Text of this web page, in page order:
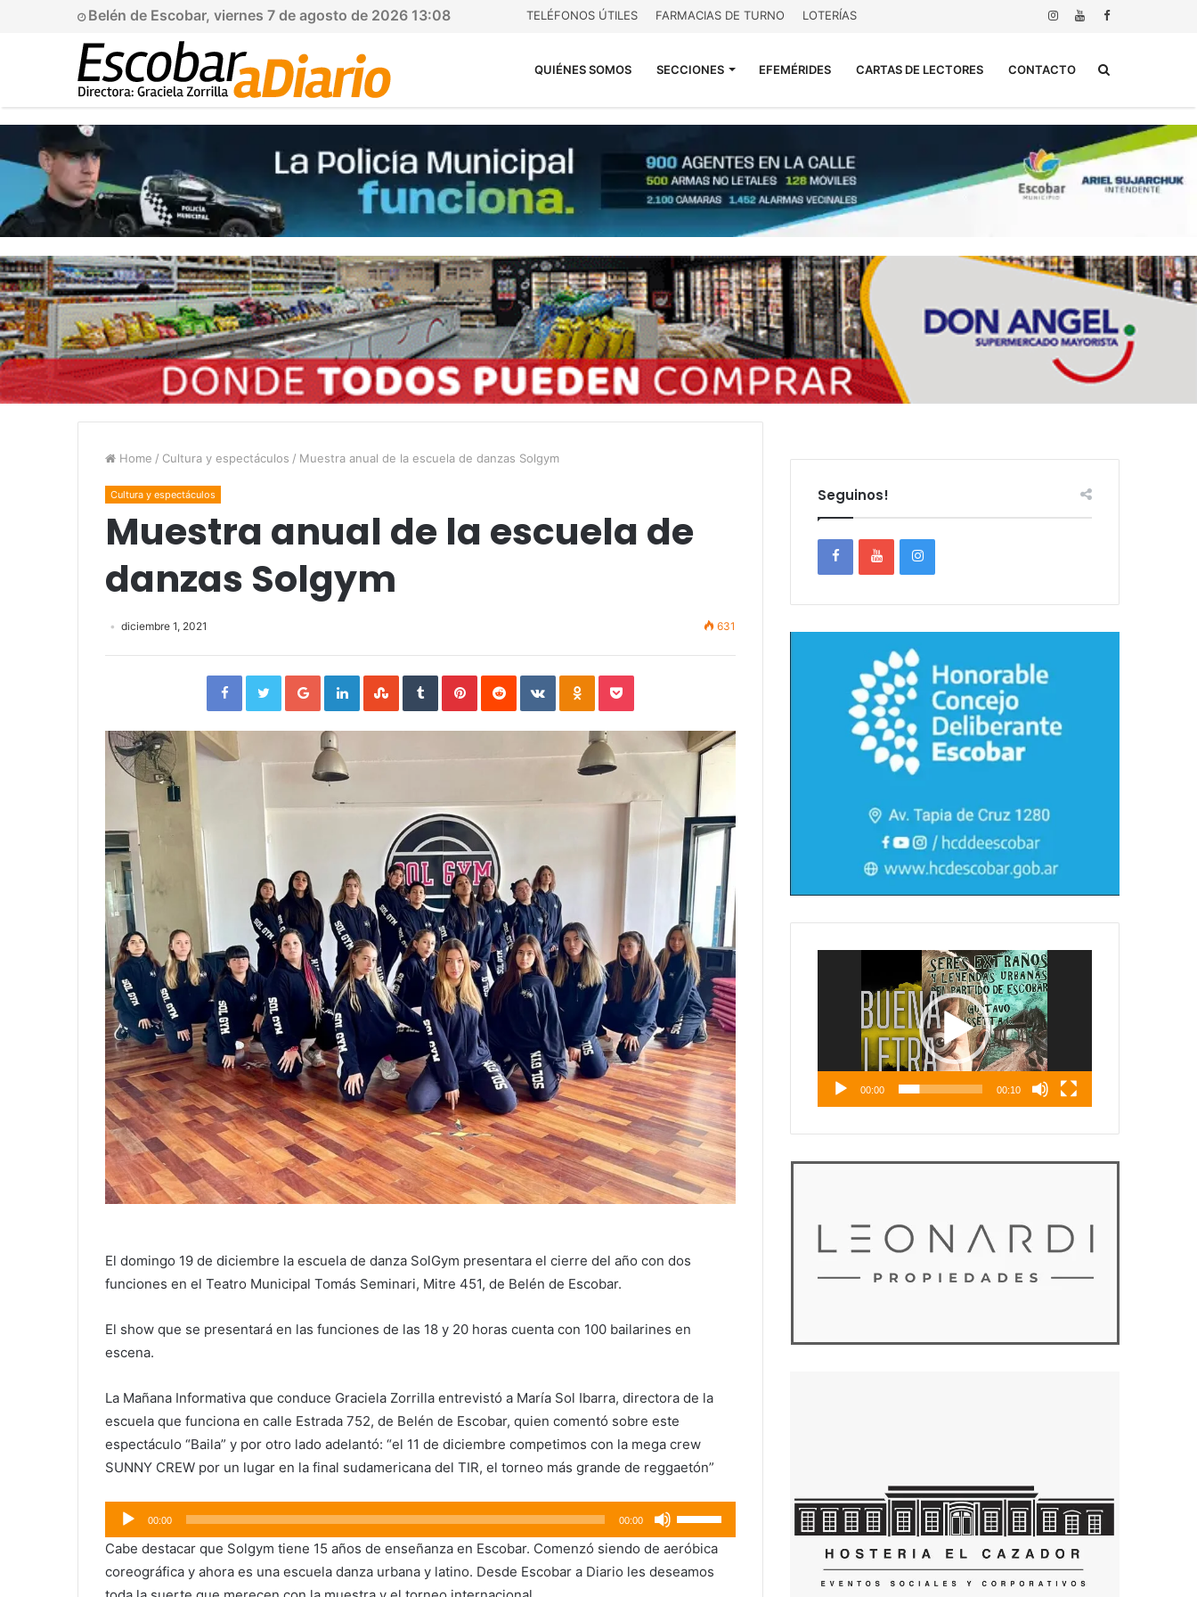
Belén de Escobar, viernes 7 de agosto de 2026 13:08 TELÉFONOS ÚTILES FARMACIAS DE TURNO LOTERÍAS
QUIÉNES SOMOS SECCIONES EFEMÉRIDES CARTAS DE LECTORES CONTACTO
Home / Cultura y espectáculos / Muestra anual de la escuela de danzas Solgym
Cultura y espectáculos
Muestra anual de la escuela de
danzas Solgym
diciembre 1, 2021 631
FacebookTwitterGoogle+LinkedInStumbleUpon
TumblrPinterestReddit VKontakteOdnoklassniki
Pocket
El domingo 19 de diciembre la escuela de danza SolGym presentara el cierre del año con dos
funciones en el Teatro Municipal Tomás Seminari, Mitre 451, de Belén de Escobar.
El show que se presentará en las funciones de las 18 y 20 horas cuenta con 100 bailarines en
escena.
La Mañana Informativa que conduce Graciela Zorrilla entrevistó a María Sol Ibarra, directora de la
escuela que funciona en calle Estrada 752, de Belén de Escobar, quien comentó sobre este
espectáculo “Baila” y por otro lado adelantó: “el 11 de diciembre competimos con la mega crew
SUNNY CREW por un lugar en la final sudamericana del TIR, el torneo más grande de reggaetón”
Reproductor
de
audio
00:00 00:00
las
teclas
de
Cabe destacar que Solgym tiene 15 años de enseñanza en Escobar. Comenzó siendo de aeróbica
coreográfica y ahora es una escuela danza urbana y latino. Desde Escobar a Diario les deseamos
Seguinos!
00:00 00:10